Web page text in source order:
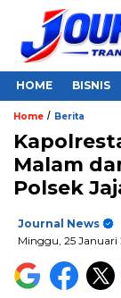
HOME BISNIS
Home / Berita
Malam
Polsek
Journal News
Minggu, 25 Januari